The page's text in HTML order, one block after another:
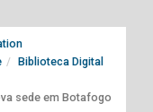
Biblioteca Digital
sede em Botafogo